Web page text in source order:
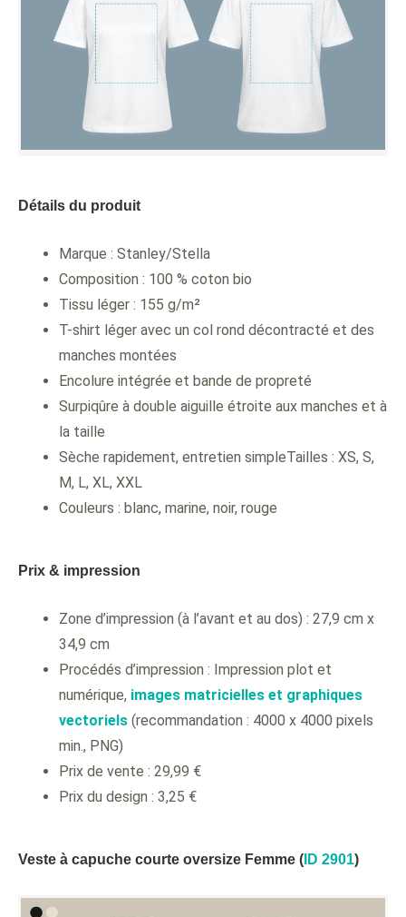
Détails du produit
Marque : Stanley/Stella
Composition : 100 % coton bio
Tissu léger : 155 g/m²
T-shirt léger avec un col rond décontracté et des
manches montées
Encolure intégrée et bande de propreté
Surpiqûre à double aiguille étroite aux manches et à
la taille
Sèche rapidement, entretien simpleTailles : XS, S,
M, L, XL, XXL
Couleurs : blanc, marine, noir, rouge
Prix & impression
Zone d’impression (à l’avant et au dos) : 27,9 cm x
34,9 cm
Procédés d’impression : Impression plot et
numérique, images matricielles et graphiques
vectoriels (recommandation : 4000 x 4000 pixels
min., PNG)
Prix de vente : 29,99 €
Prix du design : 3,25 €
Veste à capuche courte oversize Femme ( ID 2901)